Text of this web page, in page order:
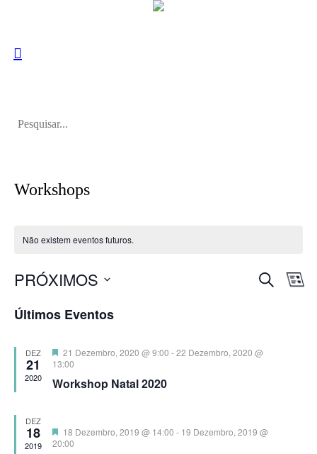
Workshops
Não existem eventos futuros.
de
PRÓXIMOS
a
Últimos Eventos
DEZ
21
2020
Destaque
21 Dezembro, 2020 @ 9:00 -22 Dezembro, 2020 @
13:00
Workshop Natal 2020
DEZ
18
2019
Destaque
18 Dezembro, 2019 @ 14:00 - 19 Dezembro, 2019 @
20:00